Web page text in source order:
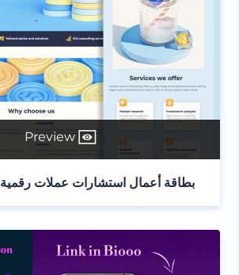
Preview
بطاقة أعمال استشارات عملات رقمية